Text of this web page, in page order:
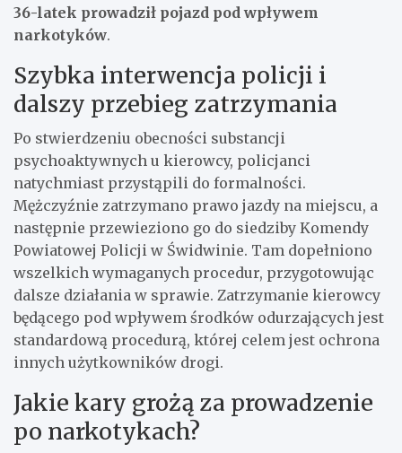
36-latek prowadził pojazd pod wpływem
narkotyków.
Szybka interwencja policji i
dalszy przebieg zatrzymania
Po stwierdzeniu obecności substancji
psychoaktywnych u kierowcy, policjanci
natychmiast przystąpili do formalności.
Mężczyźnie zatrzymano prawo jazdy na miejscu, a
następnie przewieziono go do siedziby Komendy
Powiatowej Policji w Świdwinie. Tam dopełniono
wszelkich wymaganych procedur, przygotowując
dalsze działania w sprawie. Zatrzymanie kierowcy
będącego pod wpływem środków odurzających jest
standardową procedurą, której celem jest ochrona
innych użytkowników drogi.
Jakie kary grożą za prowadzenie
po narkotykach?